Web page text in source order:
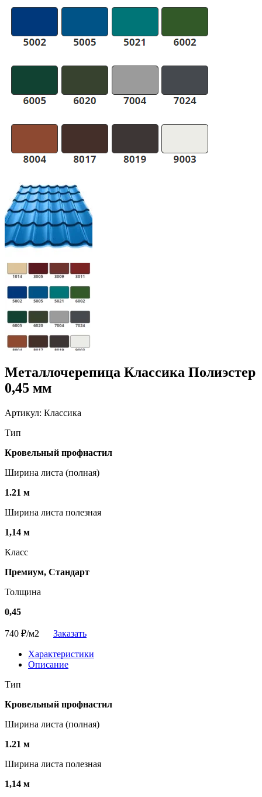
Металлочерепица Классика Полиэстер
0,45 мм
Артикул: Классика
Тип
Кровельный профнастил
Ширина листа (полная)
1.21 м
Ширина листа полезная
1,14 м
Класс
Премиум, Стандарт
Толщина
0,45
740 ₽/м2 Заказать
Характеристики
Описание
Тип
Кровельный профнастил
Ширина листа (полная)
1.21 м
Ширина листа полезная
1,14 м